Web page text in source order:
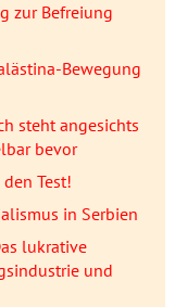
zur Befreiung
Bewegung
steht angesichts
bevor
Test!
in Serbien
lukrative
und